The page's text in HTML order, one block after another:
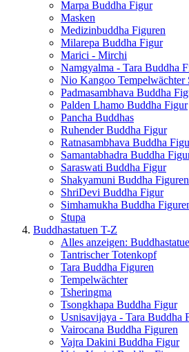
Marpa Buddha Figur
Masken
Medizinbuddha Figuren
Milarepa Buddha Figur
Marici - Mirchi
Namgyalma - Tara Buddha
Nio Kangoo Tempelwächter
Padmasambhava Buddha
Palden Lhamo Buddha Figur
Pancha Buddhas
Ruhender Buddha Figur
Ratnasambhava Buddha
Samantabhadra Buddha
Saraswati Buddha Figur
Shakyamuni Buddha Figuren
ShriDevi Buddha Figur
Simhamukha Buddha
Stupa
Buddhastatuen T-Z
Alles anzeigen:
Tantrischer Totenkopf
Tara Buddha Figuren
Tempelwächter
Tsheringma
Tsongkhapa Buddha Figur
Usnisavijaya - Tara Buddha
Vairocana Buddha Figuren
Vajra Dakini Buddha Figur